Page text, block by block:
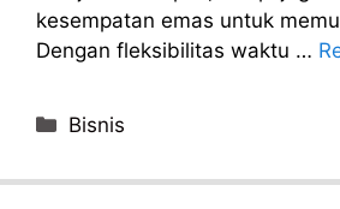
kesempatan emas untuk
Dengan fleksibilitas waktu …
Categories
Bisnis